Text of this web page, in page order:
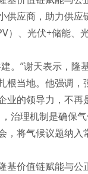
供应商，助力供
）、光伏+储能、
。”谢天表示，隆
根当地。他强调
业的领导力，不
治理机制是确保
，将气候议题纳入
基价值链赋能与